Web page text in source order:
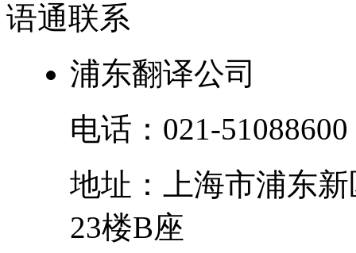
语通联系
浦东翻译公司
电话： 021-51088600
地址：
上海市浦东新
23楼B座